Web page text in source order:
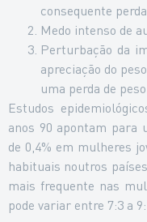
consequente
Medo intenso de
Perturbação da
apreciação do
uma perda de
Estudos
anos 90 apontam para
de 0,4% em mulheres
habituais noutros
mais frequente nas
pode variar entre 7:3 a